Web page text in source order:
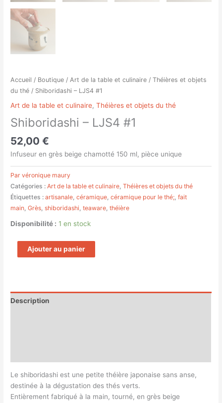
Accueil / Boutique / Art de la table et culinaire /Théières et objets
du thé / Shiboridashi – LJS4 #1
Art de la table et culinaire,Théières et objets du thé
Shiboridashi – LJS4 #1
52,00€
Infuseur en grès beige chamotté 150 ml, pièce unique
Par véronique maury
Catégories :Art de la table et culinaire ,Théières et objets du thé
Étiquettes :artisanale ,céramique ,céramique pour le thé; ,fait
main ,Grès shiboridashi ,teaware ,théière
Disponibilité : 1 en stock
Ajouter au panier
Description
Le shiboridashi est une petite théière japonaise sans anse,
destinée à la dégustation des thés verts.
Entièrement fabriqué à la main, tourné, en grès beige